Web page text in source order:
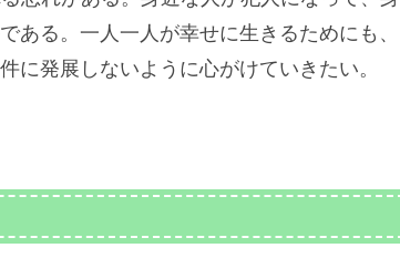
る。一人一人が幸せに生きるためにも、
に発展しないように心がけていきたい。